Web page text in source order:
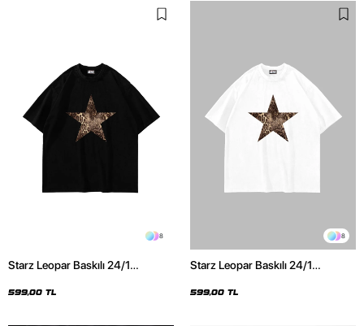
8
Starz Leopar Baskılı 24/1
599,00 TL
8
Starz Leopar Baskılı 24/1
599,00 TL